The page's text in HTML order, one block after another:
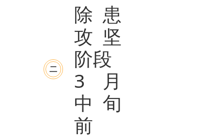
二
除患
攻坚
阶段
3月
中旬
前